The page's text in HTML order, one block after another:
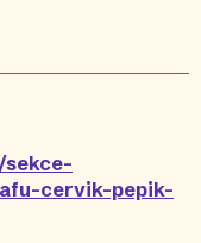
cervik-pepik-